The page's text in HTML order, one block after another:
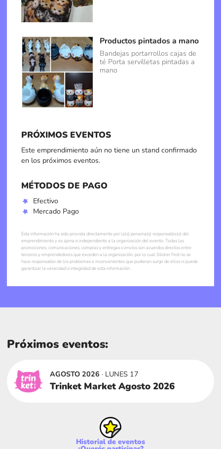
Productos pintados a mano
Bandejas portarrollos cajas de
té Porta servilletas pintadas a
mano
PRÓXIMOS EVENTOS
Este emprendimiento aún no tiene un stand confirmado
en los próximos eventos.
MÉTODOS DE PAGO
Efectivo
Mercado Pago
Esta información ha sido provista directamente por la(s) persona(s) responsable(s) del
emprendimiento y es ajena e independiente a la organización del evento. Todas las
promociones, comunicaciones, compras y entregas o envíos son acuerdos directos entre
terceros y emprendedores que exceden a la organización, por lo cual Sticker Fest no se
hace responsable de los problemas e inconvenientes que pudieran surgir de ellos ni puede
garantizar la veracidad o integridad de esta información.
Próximos eventos:
AGOSTO 2026 · LUNES 17
Trinket Market Agosto 2026
Historial de eventos